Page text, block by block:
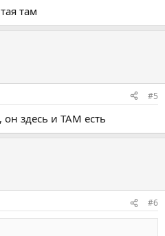
там
#5
он здесь и ТАМ есть
#6